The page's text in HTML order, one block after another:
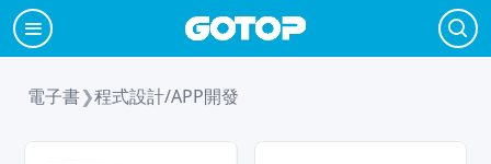
電子書❯程式設計/APP開發